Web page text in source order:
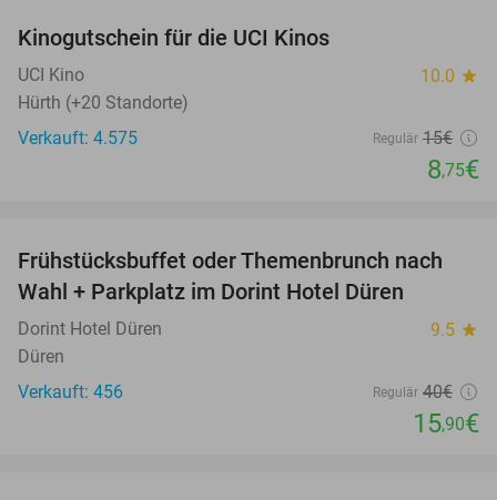
Kinogutschein für die UCI Kinos
UCI Kino 10.0 star
Hürth (+20 Standorte)
Verkauft: 4.575
Regulär 15€
8,75€
60%
Frühstücksbuffet oder Themenbrunch nach
Wahl + Parkplatz im Dorint Hotel Düren
Dorint Hotel Düren 9.5 star
Düren
Verkauft: 456
Regulär 40€
15,90€